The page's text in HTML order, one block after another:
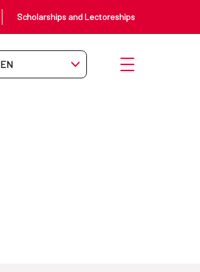
Scholarships and Lectoreships
EN-GB Open menu